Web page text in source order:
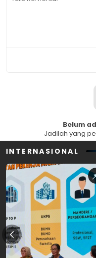
Belum
Jadilah yang
INTERNASIONAL